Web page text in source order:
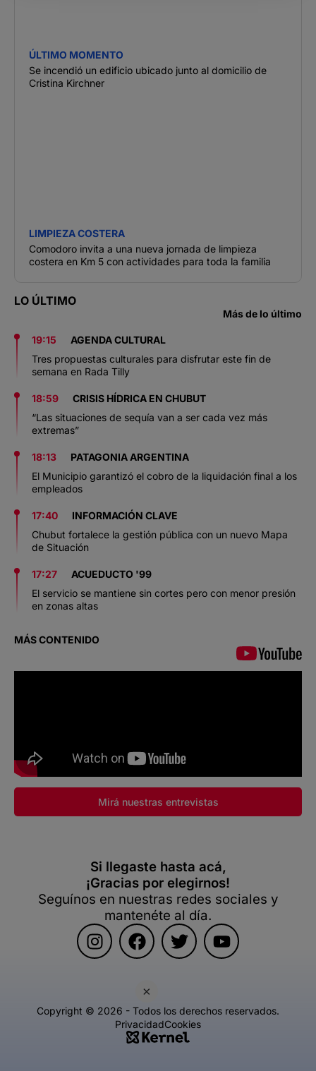
×
ÚLTIMO MOMENTO
Se incendió un edificio ubicado junto al domicilio de
Cristina Kirchner
LIMPIEZA COSTERA
Comodoro invita a una nueva jornada de limpieza
costera en Km 5 con actividades para toda la familia
LO ÚLTIMO
Más de lo último
19:15
AGENDA CULTURAL
Tres propuestas culturales para disfrutar este fin de
semana en Rada Tilly
18:59
CRISIS HÍDRICA EN CHUBUT
“Las situaciones de sequía van a ser cada vez más
extremas”
18:13
PATAGONIA ARGENTINA
El Municipio garantizó el cobro de la liquidación final a los
empleados
17:40
INFORMACIÓN CLAVE
Chubut fortalece la gestión pública con un nuevo Mapa
de Situación
17:27
ACUEDUCTO '99
El servicio se mantiene sin cortes pero con menor presión
en zonas altas
MÁS CONTENIDO
Mirá nuestras entrevistas
Si llegaste hasta acá,
¡Gracias por elegirnos!
Seguínos en nuestras redes sociales y
mantenéte al día.
Copyright © 2026 - Todos los derechos reservados.
PrivacidadCookies